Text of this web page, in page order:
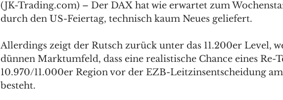
(JK-Trading.com) – Der DAX hat wie erwartet zum
durch den US-Feiertag, technisch kaum Neues geliefert.
Allerdings zeigt der Rutsch zurück unter das 11.200er Level,
dünnen Marktumfeld, dass eine realistische Chance eines Re-
10.970/11.000er Region vor der EZB-Leitzinsentscheidung
besteht.